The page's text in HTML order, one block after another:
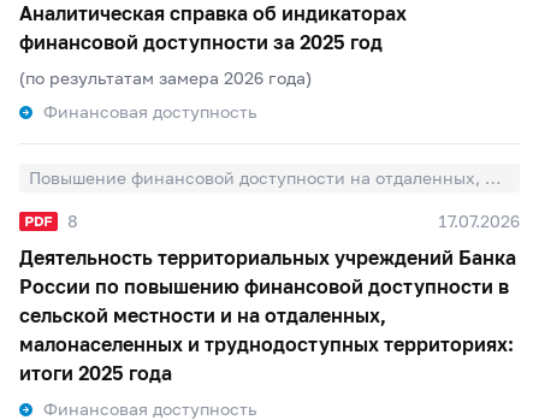
Аналитическая справка об индикаторах
финансовой доступности за 2025 год
(по результатам замера 2026 года)
Финансовая доступность
Повышение финансовой доступности на отдаленных, малонаселенных и труднодоступных территориях
8 17.07.2026
Деятельность территориальных учреждений Банка
России по повышению финансовой доступности в
сельской местности и на отдаленных,
малонаселенных и труднодоступных территориях:
итоги 2025 года
Финансовая доступность